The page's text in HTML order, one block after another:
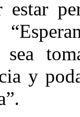
estar
sea
y